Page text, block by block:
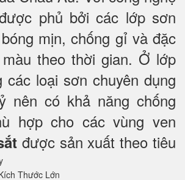
phủ bởi các lớp sơn
mịn, chống gỉ và đặc
theo thời gian. Ở lớp
các loại sơn chuyên dụng
nên có khả năng chống
hợp cho các vùng ven
được sản xuất theo tiêu